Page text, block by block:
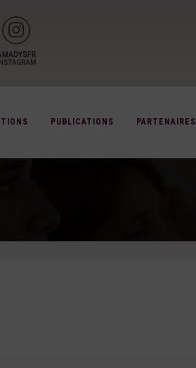
PUBLICATIONS PARTENAIRES